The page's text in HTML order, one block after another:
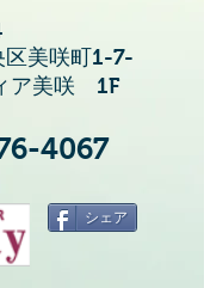
区美咲町1-7-
ア美咲 1F
4067
シェア